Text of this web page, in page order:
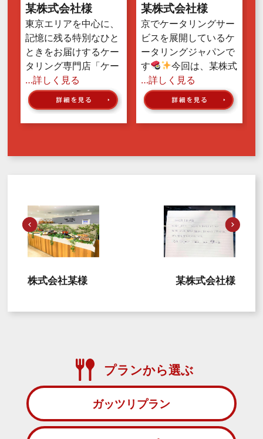
某株式会社様
東京エリアを中心に、
記憶に残る特別なひと
ときをお届けするケー
タリング専門店「ケー
…詳しく見る
某株式会社様
京でケータリングサー
ビスを展開しているケ
ータリングジャパンで
す
今回は、某株式
…詳しく見る
株式会社某様 某株式会社様
プランから選ぶ
ガッツリプラン